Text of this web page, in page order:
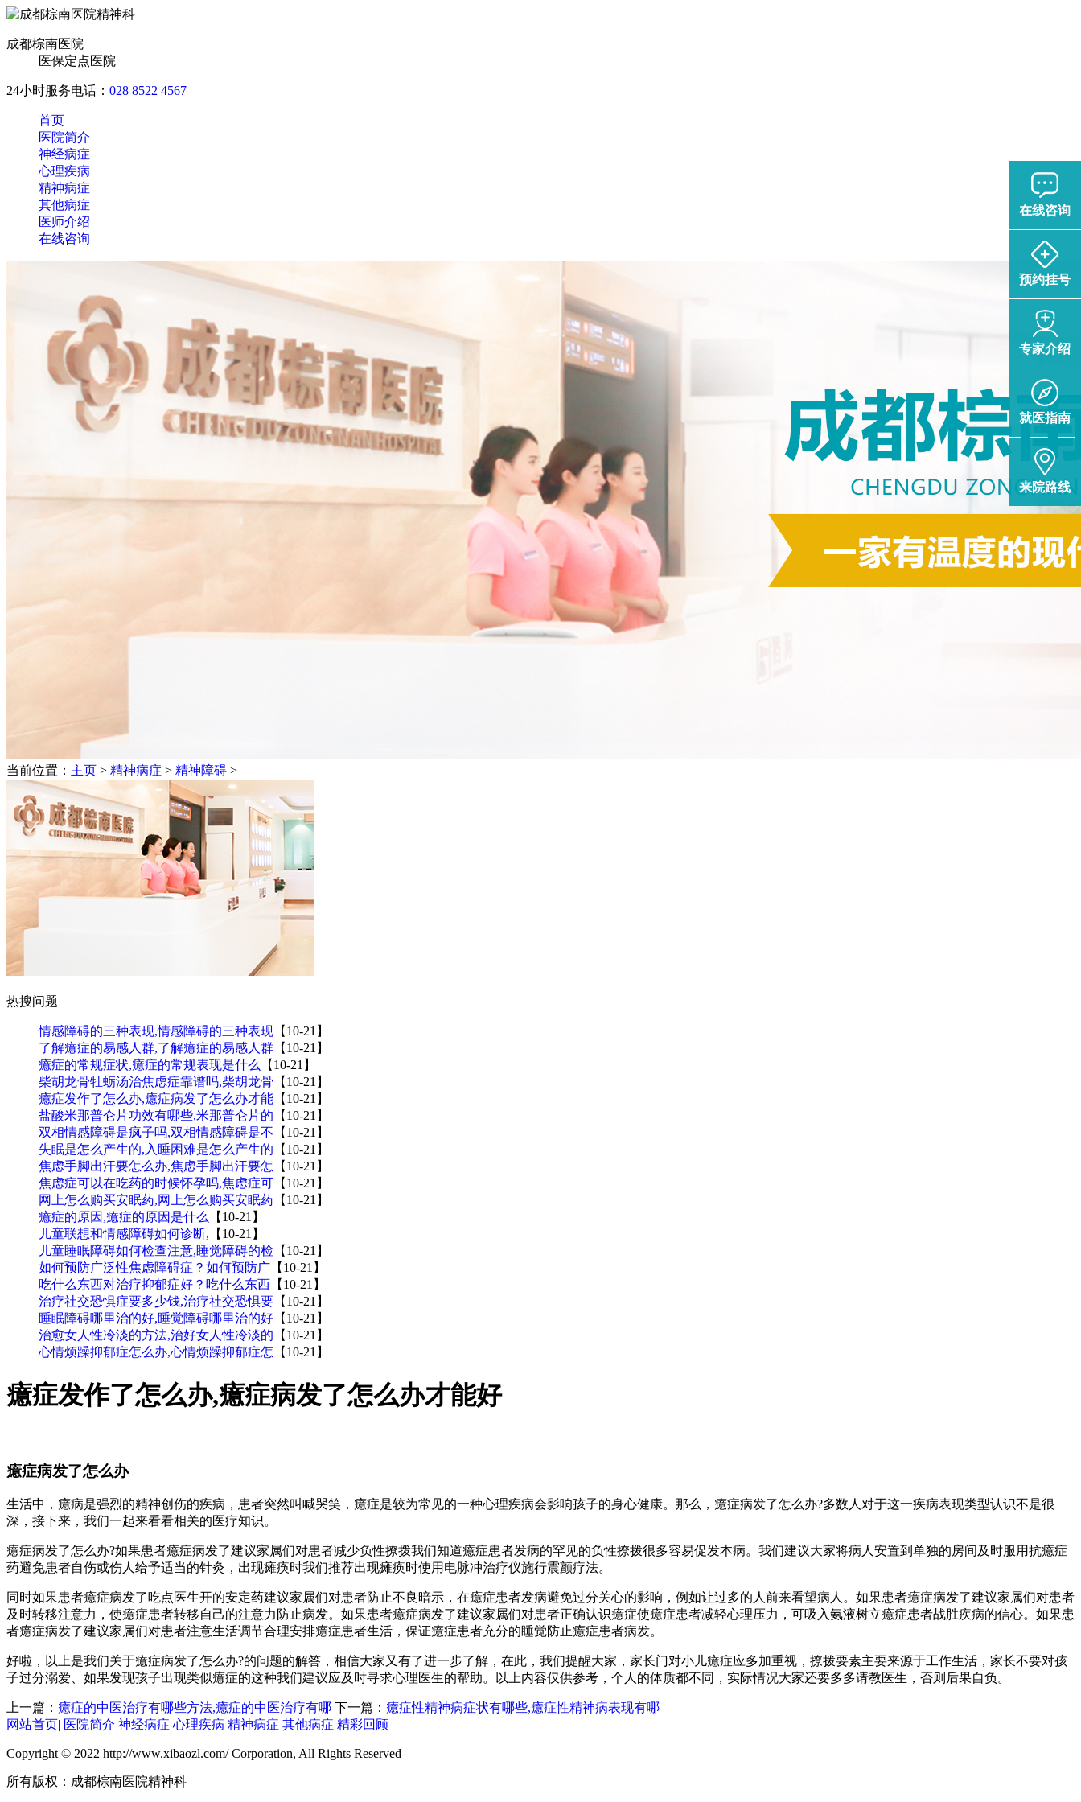
成都棕南医院
医保定点医院
24小时服务电话： 028 8522 4567
首页
医院简介
神经病症
心理疾病
精神病症
其他病症
医师介绍
在线咨询
当前位置： 主页 > 精神病症 > 精神障碍 >
热搜问题
情感障碍的三种表现,情感障碍的三种表现 【10-21】
了解癔症的易感人群,了解癔症的易感人群 【10-21】
癔症的常规症状,癔症的常规表现是什么
【10-21】
柴胡龙骨牡蛎汤治焦虑症靠谱吗,柴胡龙骨 【10-21】
癔症发作了怎么办,癔症病发了怎么办才能 【10-21】
盐酸米那普仑片功效有哪些,米那普仑片的 【10-21】
双相情感障碍是疯子吗,双相情感障碍是不 【10-21】
失眠是怎么产生的,入睡困难是怎么产生的 【10-21】
焦虑手脚出汗要怎么办,焦虑手脚出汗要怎 【10-21】
焦虑症可以在吃药的时候怀孕吗,焦虑症可 【10-21】
网上怎么购买安眠药,网上怎么购买安眠药 【10-21】
癔症的原因,癔症的原因是什么
【10-21】
儿童联想和情感障碍如何诊断, 【10-21】
儿童睡眠障碍如何检查注意,睡觉障碍的检 【10-21】
如何预防广泛性焦虑障碍症？如何预防广 【10-21】
吃什么东西对治疗抑郁症好？吃什么东西 【10-21】
治疗社交恐惧症要多少钱,治疗社交恐惧要 【10-21】
睡眠障碍哪里治的好,睡觉障碍哪里治的好 【10-21】
治愈女人性冷淡的方法,治好女人性冷淡的 【10-21】
心情烦躁抑郁症怎么办,心情烦躁抑郁症怎 【10-21】
癔症发作了怎么办,癔症病发了怎么办才能好
癔症病发了怎么办
生活中，癔病是强烈的精神创伤的疾病，患者突然叫喊哭笑，癔症是较为常见的一种心理疾病会影响孩子的身心健康。那么，癔症病发了怎么办?多数人对于这一疾病表现类型认识不是很
深，接下来，我们一起来看看相关的医疗知识。
癔症病发了怎么办?如果患者癔症病发了建议家属们对患者减少负性撩拨我们知道癔症患者发病的罕见的负性撩拨很多容易促发本病。我们建议大家将病人安置到单独的房间及时服用抗癔症
药避免患者自伤或伤人给予适当的针灸，出现瘫痪时我们推荐出现瘫痪时使用电脉冲治疗仪施行震颤疗法。
同时如果患者癔症病发了吃点医生开的安定药建议家属们对患者防止不良暗示，在癔症患者发病避免过分关心的影响，例如让过多的人前来看望病人。如果患者癔症病发了建议家属们对患者
及时转移注意力，使癔症患者转移自己的注意力防止病发。如果患者癔症病发了建议家属们对患者正确认识癔症使癔症患者减轻心理压力，可吸入氨液树立癔症患者战胜疾病的信心。如果患
者癔症病发了建议家属们对患者注意生活调节合理安排癔症患者生活，保证癔症患者充分的睡觉防止癔症患者病发。
好啦，以上是我们关于癔症病发了怎么办?的问题的解答，相信大家又有了进一步了解，在此，我们提醒大家，家长门对小儿癔症应多加重视，撩拨要素主要来源于工作生活，家长不要对孩
子过分溺爱、如果发现孩子出现类似癔症的这种我们建议应及时寻求心理医生的帮助。以上内容仅供参考，个人的体质都不同，实际情况大家还要多多请教医生，否则后果自负。
上一篇： 癔症的中医治疗有哪些方法,癔症的中医治疗有哪 下一篇： 癔症性精神病症状有哪些,癔症性精神病表现有哪
网站首页| 医院简介 神经病症 心理疾病 精神病症 其他病症 精彩回顾
Copyright © 2022 http://www.xibaozl.com/ Corporation, All Rights Reserved
所有版权：成都棕南医院精神科
在线咨询
预约挂号
专家介绍
就医指南
来院路线